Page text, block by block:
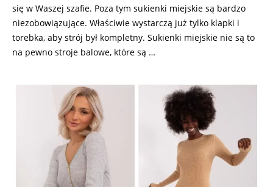
się w Waszej szafie. Poza tym sukienki miejskie są bardzo
niezobowiązujące. Właściwie wystarczą już tylko klapki i
torebka, aby strój był kompletny. Sukienki miejskie nie są to
na pewno stroje balowe, które są …